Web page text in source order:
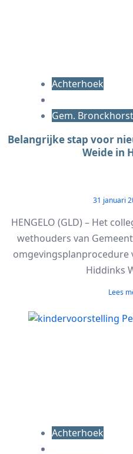
Achterhoek
Gem. Bronckhorst
Belangrijke stap voor
Weide in
31 januari
HENGELO (GLD) – Het
wethouders van
Hiddinks
Lees
Achterhoek